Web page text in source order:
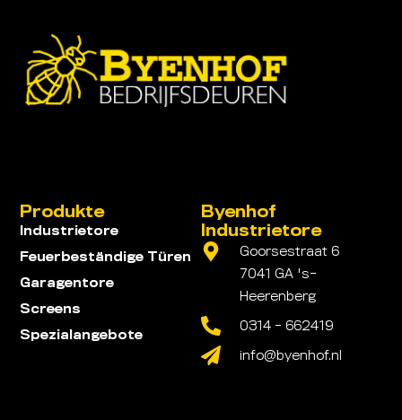
Byenhof
Industrietore
Goorsestraat 6
7041 GA 's-
Heerenberg
0314 - 662419
info@byenhof.nl
Produkte
Industrietore
Feuerbeständige Türen
Garagentore
Screens
Spezialangebote